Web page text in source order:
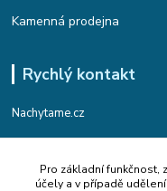
Kamenná prodejna
Rychlý kontakt
Nachytame.cz
Telefon : +420 774
(Po-Pá, 9:00-17:00 hod.)
Pro základní funkčnost,
účely a v případě